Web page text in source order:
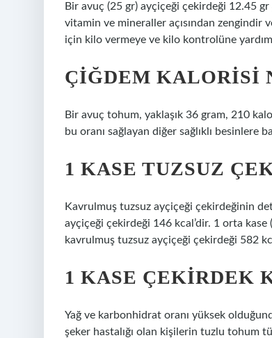
Bir avuç (25 gr) ayçiçeği çekirdeği 12.45
vitamin ve mineraller açısından zengindir
için kilo vermeye ve kilo kontrolüne
ÇIĞDEM KALORISI
Bir avuç tohum, yaklaşık 36 gram, 210
bu oranı sağlayan diğer sağlıklı besinlere
1 KASE TUZSUZ
Kavrulmuş tuzsuz ayçiçeği çekirdeğinin
ayçiçeği çekirdeği 146 kcal’dir. 1 orta
kavrulmuş tuzsuz ayçiçeği çekirdeği 582
1 KASE ÇEKIRDEK
Yağ ve karbonhidrat oranı yüksek
şeker hastalığı olan kişilerin tuzlu tohum